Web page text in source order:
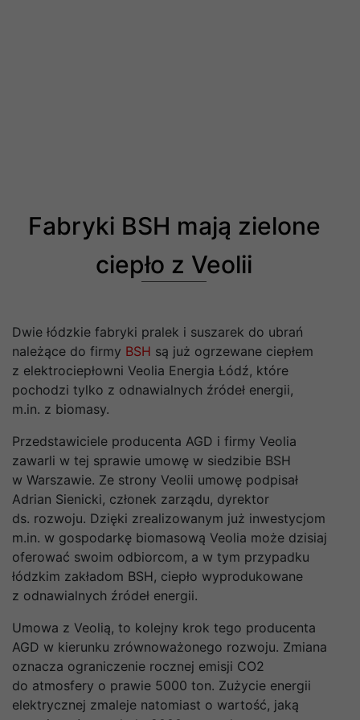
Fabryki BSH mają zielone
ciepło z Veolii
Dwie łódzkie fabryki pralek i suszarek do ubrań
należące do firmy BSH są już ogrzewane ciepłem
z elektrociepłowni Veolia Energia Łódź, które
pochodzi tylko z odnawialnych źródeł energii,
m.in. z biomasy.
Przedstawiciele producenta AGD i firmy Veolia
zawarli w tej sprawie umowę w siedzibie BSH
w Warszawie. Ze strony Veolii umowę podpisał
Adrian Sienicki, członek zarządu, dyrektor
ds. rozwoju. Dzięki zrealizowanym już inwestycjom
m.in. w gospodarkę biomasową Veolia może dzisiaj
oferować swoim odbiorcom, a w tym przypadku
łódzkim zakładom BSH, ciepło wyprodukowane
z odnawialnych źródeł energii.
Umowa z Veolią, to kolejny krok tego producenta
AGD w kierunku zrównoważonego rozwoju. Zmiana
oznacza ograniczenie rocznej emisji CO2
do atmosfery o prawie 5000 ton. Zużycie energii
elektrycznej zmaleje natomiast o wartość, jaką